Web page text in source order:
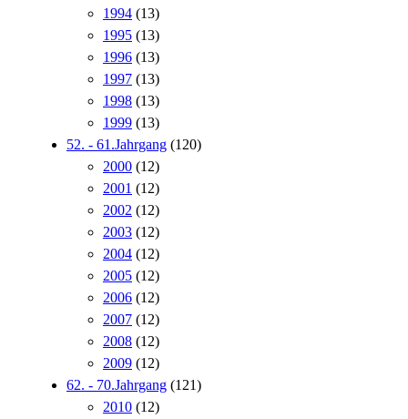
1994 (13)
1995 (13)
1996 (13)
1997 (13)
1998 (13)
1999 (13)
52. - 61.Jahrgang (120)
2000 (12)
2001 (12)
2002 (12)
2003 (12)
2004 (12)
2005 (12)
2006 (12)
2007 (12)
2008 (12)
2009 (12)
62. - 70.Jahrgang (121)
2010 (12)